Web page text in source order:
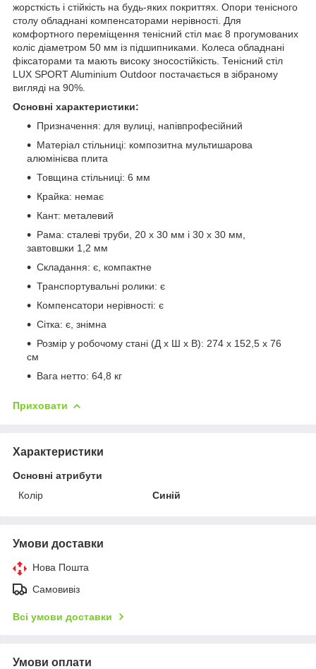
жорсткість і стійкість на будь-яких покриттях. Опори тенісного
столу обладнані компенсаторами нерівності. Для
комфортного переміщення тенісний стіл має 8 прогумованих
коліс діаметром 50 мм із підшипниками. Колеса обладнані
фіксаторами та мають високу зносостійкість. Тенісний стіл
LUX SPORT Aluminium Outdoor постачається в зібраному
вигляді на 90%.
Основні характеристики:
Призначення: для вулиці, напівпрофесійний
Матеріал стільниці: композитна мультишарова
алюмінієва плита
Товщина стільниці: 6 мм
Крайка: немає
Кант: металевий
Рама: сталеві труби, 20 х 30 мм і 30 х 30 мм,
завтовшки 1,2 мм
Складання: є, компактне
Транспортувальні ролики: є
Компенсатори нерівності: є
Сітка: є, знімна
Розмір у робочому стані (Д х Ш х В): 274 x 152,5 x 76
см
Вага нетто: 64,8 кг
Приховати
Характеристики
Основні атрибути
Колір
Синій
Умови доставки
Нова Пошта
Самовивіз
Всі умови доставки
Умови оплати